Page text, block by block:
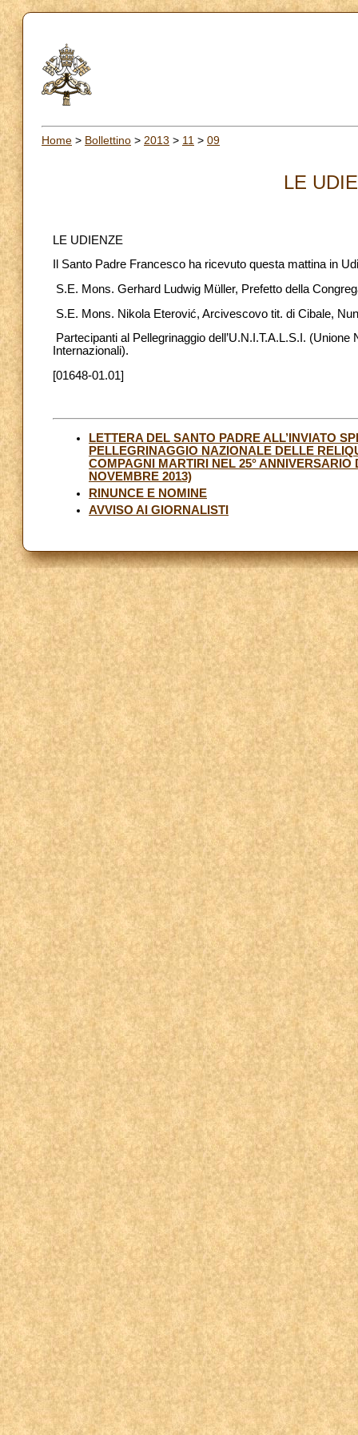
Home > Bollettino > 2013 > 11 > 09
LE
LE UDIENZE
Il Santo Padre Francesco ha ricevuto questa mattina in
S.E. Mons. Gerhard Ludwig Müller, Prefetto della
S.E. Mons. Nikola Eterović, Arcivescovo tit. di Cibale,
Partecipanti al Pellegrinaggio dell’U.N.I.T.A.L.S.I.
Internazionali).
[01648-01.01]
LETTERA DEL SANTO PADRE ALL’INVIATO
PELLEGRINAGGIO NAZIONALE DELLE
COMPAGNI MARTIRI NEL 25°
NOVEMBRE 2013)
RINUNCE E NOMINE
AVVISO AI GIORNALISTI